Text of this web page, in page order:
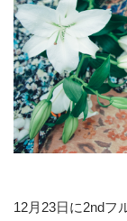
12月23日に2ndフ